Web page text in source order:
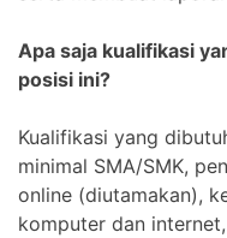
Apa saja kualifikasi
posisi ini?
Kualifikasi yang
minimal SMA/SMK,
online (diutamakan),
komputer dan